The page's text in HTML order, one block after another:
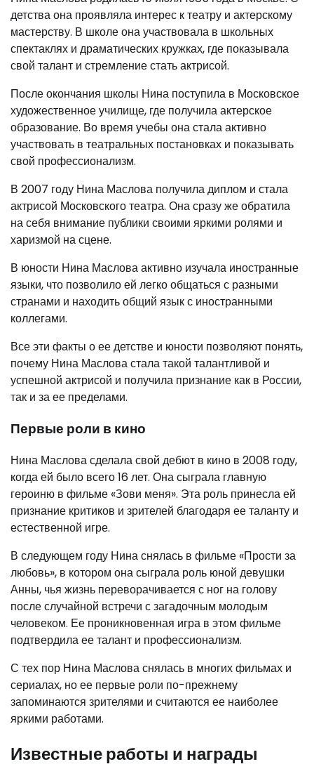
детства она проявляла интерес к театру и актерскому
мастерству. В школе она участвовала в школьных
спектаклях и драматических кружках, где показывала
свой талант и стремление стать актрисой.
После окончания школы Нина поступила в Московское
художественное училище, где получила актерское
образование. Во время учебы она стала активно
участвовать в театральных постановках и показывать
свой профессионализм.
В 2007 году Нина Маслова получила диплом и стала
актрисой Московского театра. Она сразу же обратила
на себя внимание публики своими яркими ролями и
харизмой на сцене.
В юности Нина Маслова активно изучала иностранные
языки, что позволило ей легко общаться с разными
странами и находить общий язык с иностранными
коллегами.
Все эти факты о ее детстве и юности позволяют понять,
почему Нина Маслова стала такой талантливой и
успешной актрисой и получила признание как в России,
так и за ее пределами.
Первые роли в кино
Нина Маслова сделала свой дебют в кино в 2008 году,
когда ей было всего 16 лет. Она сыграла главную
героиню в фильме «Зови меня». Эта роль принесла ей
признание критиков и зрителей благодаря ее таланту и
естественной игре.
В следующем году Нина снялась в фильме «Прости за
любовь», в котором она сыграла роль юной девушки
Анны, чья жизнь переворачивается с ног на голову
после случайной встречи с загадочным молодым
человеком. Ее проникновенная игра в этом фильме
подтвердила ее талант и профессионализм.
С тех пор Нина Маслова снялась в многих фильмах и
сериалах, но ее первые роли по-прежнему
запоминаются зрителями и считаются ее наиболее
яркими работами.
Известные работы и награды